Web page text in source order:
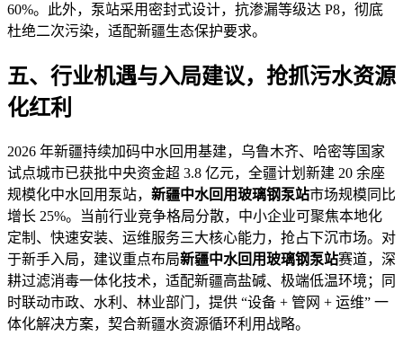
60%。此外，泵站采用密封式设计，抗渗漏等级达 P8，彻底
杜绝二次污染，适配新疆生态保护要求。
五、行业机遇与入局建议，抢抓污水资源
化红利
2026 年新疆持续加码中水回用基建，乌鲁木齐、哈密等国家
试点城市已获批中央资金超 3.8 亿元，全疆计划新建 20 余座
规模化中水回用泵站， 新疆中水回用玻璃钢泵站市场规模同比
增长 25%。当前行业竞争格局分散，中小企业可聚焦本地化
定制、快速安装、运维服务三大核心能力，抢占下沉市场。对
于新手入局，建议重点布局新疆中水回用玻璃钢泵站赛道，深
耕过滤消毒一体化技术，适配新疆高盐碱、极端低温环境；同
时联动市政、水利、林业部门，提供 “设备 + 管网 + 运维” 一
体化解决方案，契合新疆水资源循环利用战略。